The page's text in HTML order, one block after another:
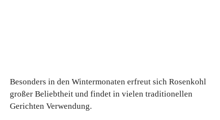
Besonders in den Wintermonaten erfreut sich Rosenkohl
großer Beliebtheit und findet in vielen traditionellen
Gerichten Verwendung.